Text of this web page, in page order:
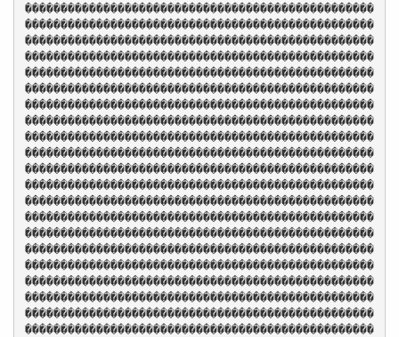
�������������������������������������������������
�������������������������������������������������
�������������������������������������������������
�������������������������������������������������
�������������������������������������������������
�������������������������������������������������
�������������������������������������������������
�������������������������������������������������
�������������������������������������������������
�������������������������������������������������
�������������������������������������������������
�������������������������������������������������
�������������������������������������������������
�������������������������������������������������
�������������������������������������������������
�������������������������������������������������
�������������������������������������������������
�������������������������������������������������
�������������������������������������������������
�������������������������������������������������
�������������������������������������������������